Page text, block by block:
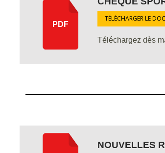
PDF
TÉLÉCHARGER LE
Téléchargez dès
NOUVELLES